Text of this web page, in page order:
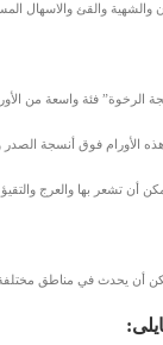
والقئ والاسهال
فئة واسعة من
الأورام فوق أنسجة الصدر
أن تشعر بها والعرج
يمكن أن يحدث في مناطق